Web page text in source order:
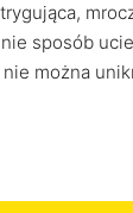
sposób
można